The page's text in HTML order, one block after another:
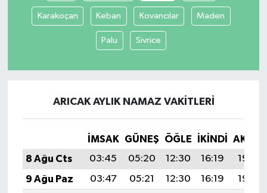
Karakoçan Keban Kovancılar Maden
Palu Sivrice
ARICAK AYLIK NAMAZ VAKITLERI
İMSAK GÜNEŞ ÖĞLE İKINDI
8 Ağu Cts
03:45 05:20 12:30 16:19
19:30
9 Ağu Paz
03:47 05:21 12:30 16:19
19:29